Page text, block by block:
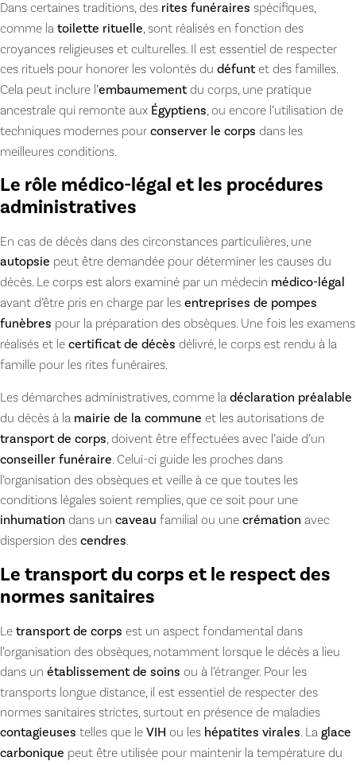
Dans certaines traditions, des rites funéraires spécifiques,
comme la toilette rituelle, sont réalisés en fonction des
croyances religieuses et culturelles. Il est essentiel de respecter
ces rituels pour honorer les volontés du défuntet des familles.
Cela peut inclure l’embaumementdu corps, une pratique
ancestrale qui remonte aux Égyptiens, ou encore l’utilisation de
techniques modernes pour conserver le corps dans les
meilleures conditions.
Le rôle médico-légal et les procédures
administratives
En cas de décès dans des circonstances particulières, une
autopsie peut être demandée pour déterminer les causes du
décès. Le corps est alors examiné par un médecin médico-légal
avant d’être pris en charge par les entreprises de pompes
funèbres pour la préparation des obsèques. Une fois les examens
réalisés et le certificat de décès délivré, le corps est rendu à la
famille pour les rites funéraires.
Les démarches administratives, comme la déclaration préalable
du décès à la mairie de la commune et les autorisations de
transport de corps, doivent être effectuées avec l’aide d’un
conseiller funéraire. Celui-ci guide les proches dans
l’organisation des obsèques et veille à ce que toutes les
conditions légales soient remplies, que ce soit pour une
inhumation dans un caveau familial ou une crémation avec
dispersion des cendres.
Le transport du corps et le respect des
normes sanitaires
Le transport de corps est un aspect fondamental dans
l’organisation des obsèques, notamment lorsque le décès a lieu
dans un établissement de soins ou à l’étranger. Pour les
transports longue distance, il est essentiel de respecter des
normes sanitaires strictes, surtout en présence de maladies
contagieuses telles que le VIH ou les hépatites virales. La glace
carbonique peut être utilisée pour maintenir la température du